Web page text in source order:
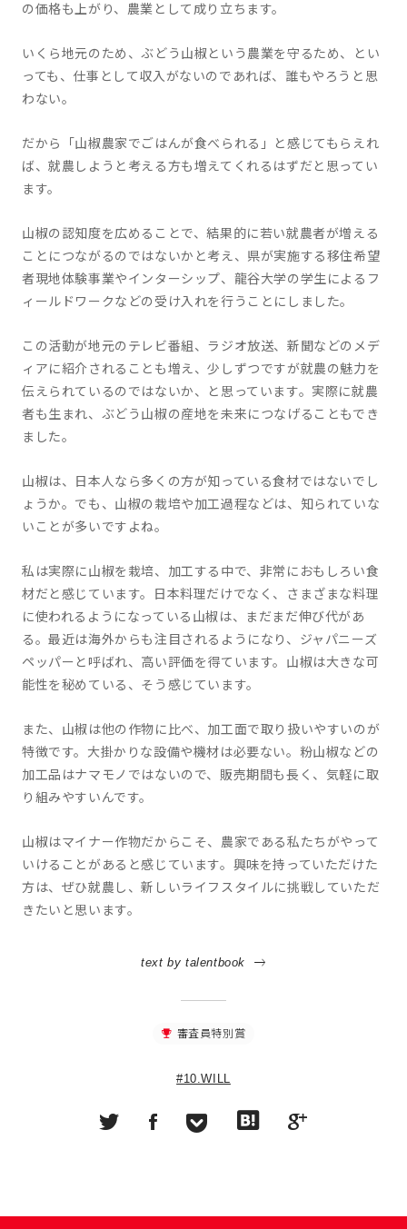
の価格も上がり、農業として成り立ちます。
いくら地元のため、ぶどう山椒という農業を守るため、とい
っても、仕事として収入がないのであれば、誰もやろうと思
わない。
だから「山椒農家でごはんが食べられる」と感じてもらえれ
ば、就農しようと考える方も増えてくれるはずだと思ってい
ます。
山椒の認知度を広めることで、結果的に若い就農者が増える
ことにつながるのではないかと考え、 県が実施する移住希望
者現地体験事業やインターシップ、龍谷大学の学生によるフ
ィールドワークなどの受け入れを行うことにしました。
この活動が地元のテレビ番組、ラジオ放送、新聞などのメデ
ィアに紹介されることも増え、少しずつですが就農の魅力を
伝えられているのではないか、と思っています。実際に就農
者も生まれ、ぶどう山椒の産地を未来につなげることもでき
ました。
山椒は、日本人なら多くの方が知っている食材ではないでし
ょうか。でも、山椒の栽培や加工過程などは、知られていな
いことが多いですよね。
私は実際に山椒を栽培、加工する中で、非常におもしろい食
材だと感じています。日本料理だけでなく、さまざまな料理
に使われるようになっている山椒は、まだまだ伸び代があ
る。最近は海外からも注目されるようになり、ジャパニーズ
ペッパーと呼ばれ、高い評価を得ています。山椒は大きな可
能性を秘めている、そう感じています。
また、山椒は他の作物に比べ、加工面で取り扱いやすいのが
特徴です。大掛かりな設備や機材は必要ない。粉山椒などの
加工品はナマモノではないので、販売期間も長く、気軽に取
り組みやすいんです。
山椒はマイナー作物だからこそ、農家である私たちがやって
いけることがあると感じています。興味を持っていただけた
方は、ぜひ就農し、新しいライフスタイルに挑戦していただ
きたいと思います。
text by talentbook
審査員特別賞
#10.WILL